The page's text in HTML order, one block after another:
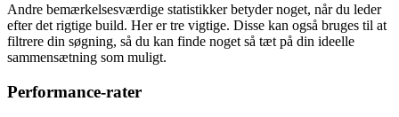
Andre bemærkelsesværdige statistikker betyder noget, når du leder
efter det rigtige build. Her er tre vigtige. Disse kan også bruges til at
filtrere din søgning, så du kan finde noget så tæt på din ideelle
sammensætning som muligt.
Performance-rater